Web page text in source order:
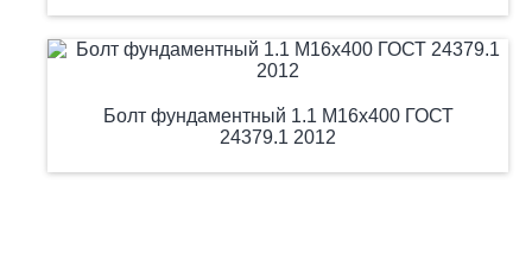
Болт фундаментный 1.1 М16х400 ГОСТ
24379.1 2012